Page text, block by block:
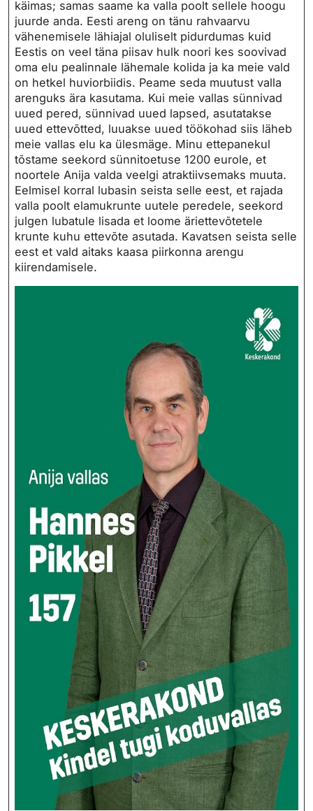
käimas; samas saame ka valla poolt sellele hoogu
juurde anda. Eesti areng on tänu rahvaarvu
vähenemisele lähiajal oluliselt pidurdumas kuid
Eestis on veel täna piisav hulk noori kes soovivad
oma elu pealinnale lähemale kolida ja ka meie vald
on hetkel huviorbiidis. Peame seda muutust valla
arenguks ära kasutama. Kui meie vallas sünnivad
uued pered, sünnivad uued lapsed, asutatakse
uued ettevõtted, luuakse uued töökohad siis läheb
meie vallas elu ka ülesmäge. Minu ettepanekul
tõstame seekord sünnitoetuse 1200 eurole, et
noortele Anija valda veelgi atraktiivsemaks muuta.
Eelmisel korral lubasin seista selle eest, et rajada
valla poolt elamukrunte uutele peredele, seekord
julgen lubatule lisada et loome äriettevõtetele
krunte kuhu ettevõte asutada. Kavatsen seista selle
eest et vald aitaks kaasa piirkonna arengu
kiirendamisele.